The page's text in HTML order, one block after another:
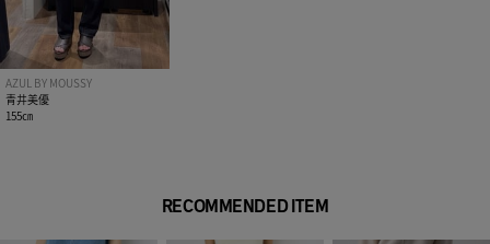
※画像の商品はサンプルです。実際の商品と仕様、加工が若干
異なる場合があります。
※画像の商品は光の照射や角度、お使いのモニター環境によ
り、実物と色味が異なる場合がございます。
※着用、お取り扱いの際は、アテンションタグをご確認くださ
ご自宅でのケアの際はご注意ください。
AZUL BY MOUSSY
青井美優
155㎝
RECOMMENDED ITEM